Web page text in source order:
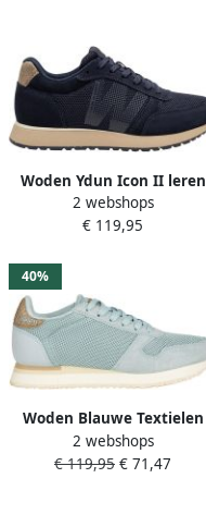
Woden Ydun Icon II leren
sneakers donkerblauw
2 webshops
€ 119,95
40%
Woden Blauwe Textielen
Sneakers voor Vrouwen
Blue Dames
2 webshops
€ 119,95 € 71,47